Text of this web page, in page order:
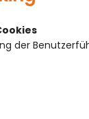
Bohrungen.
der